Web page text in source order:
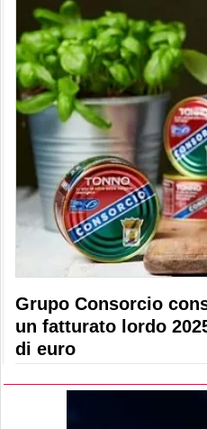
Grupo Consorcio
un fatturato lordo
di euro